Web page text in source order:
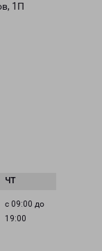
1П
с 09:00 до
19:00